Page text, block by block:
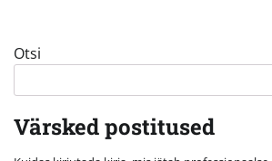
Otsi
Värsked postitused